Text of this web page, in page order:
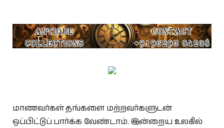
மாணவர்கள் தங்களை மற்றவர்களுடன்
ஒப்பிட்டுப் பார்க்க வேண்டாம். இன்றைய உலகில்